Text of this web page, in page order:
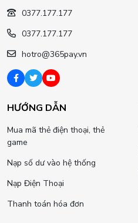
0377.177.177
0377.177.177
hotro@365pay.vn
HƯỚNG DẪN
Mua mã thẻ điện thoại, thẻ
game
Nạp số dư vào hệ thống
Nạp Điện Thoại
Thanh toán hóa đơn